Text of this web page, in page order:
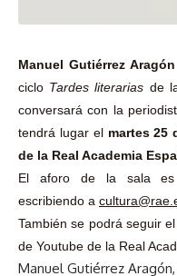
Manuel Gutiérrez
ciclo Tardes literarias de
conversará con la
tendrá lugar el martes 25
de la Real Academia
El aforo de la sala es
escribiendo a
También se podrá seguir
de Youtube de la Real
Manuel Gutiérrez